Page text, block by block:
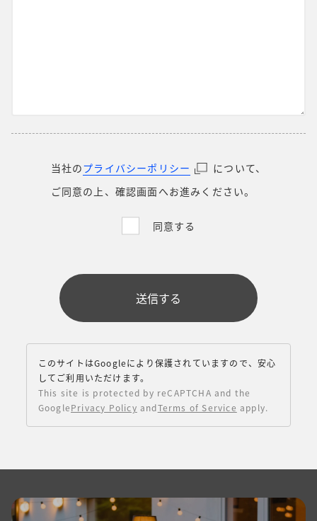
当社のプライバシーポリシー
について、
ご同意の上、確認画面へお進みください。
同意する
このサイトはGoogleにより保護されていますので、安心
してご利用いただけます。
This site is protected by reCAPTCHA and the
GooglePrivacy Policy andTerms of Service apply.